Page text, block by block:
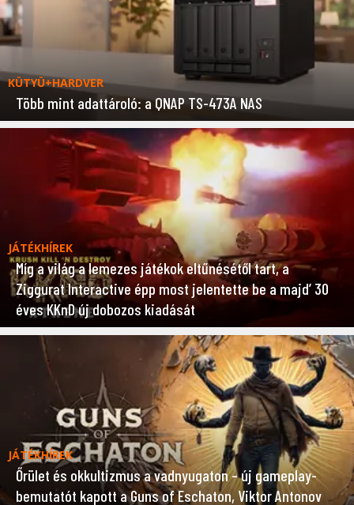
KÜTYÜ+HARDVER
Több mint adattároló: a QNAP TS-473A NAS
JÁTÉKHÍREK
Míg a világ a lemezes játékok eltűnésétől tart, a
Ziggurat Interactive épp most jelentette be a majd’ 30
éves KKnD új dobozos kiadását
JÁTÉKHÍREK
Őrület és okkultizmus a vadnyugaton – új gameplay-
bemutatót kapott a Guns of Eschaton, Viktor Antonov